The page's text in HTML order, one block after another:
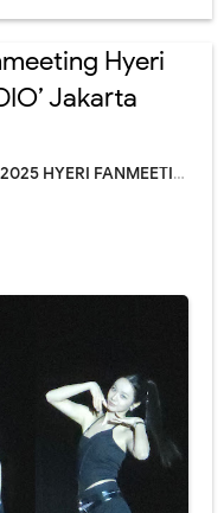
Hyeri
Jakarta
2025 HYERI FANMEETING TOUR "WELCOME TO HYERI'S STUDIO"